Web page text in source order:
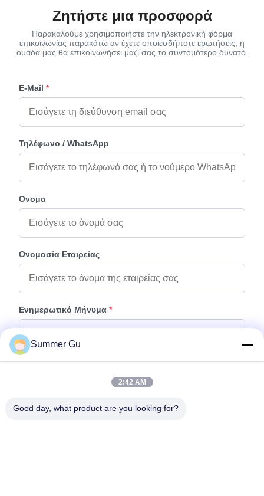
Ζητήστε μια προσφορά
Παρακαλούμε χρησιμοποιήστε την ηλεκτρονική φόρμα
επικοινωνίας παρακάτω αν έχετε οποιεσδήποτε ερωτήσεις, η
ομάδα μας θα επικοινωνήσει μαζί σας το συντομότερο δυνατό.
E-Mail *
Τηλέφωνο / WhatsApp
Ονομα
Ονομασία Εταιρείας
Ενημερωτικό Μήνυμα *
Προσάρτηση Αρχείων
Summer Gu
2:42 AM
Good day, what product are you looking for?